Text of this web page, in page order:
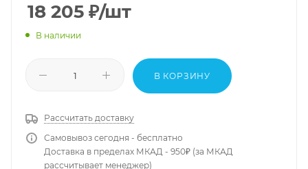
18 205 ₽/шт
В наличии
В КОРЗИНУ
Рассчитать доставку
Самовывоз сегодня - бесплатно
Доставка в пределах МКАД - 950₽ (за МКАД
рассчитывает менеджер)